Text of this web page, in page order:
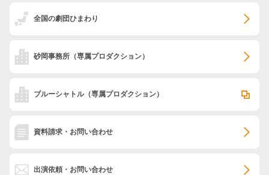
全国の劇団ひまわり
砂岡事務所 （専属プロダクション）
ブルーシャトル（専属プロダクション）
資料請求・お問い合わせ
出演依頼・お問い合わせ